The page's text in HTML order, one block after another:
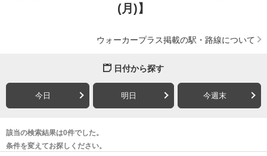
(月)】
ウォーカープラス掲載の駅・路線について
日付から探す
今日 明日 今週末
該当の検索結果は0件でした。
条件を変えてお探しください。